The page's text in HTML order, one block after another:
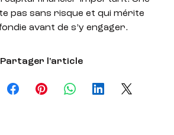
pas sans risque et qui mérite
avant de s’y engager.
Partager l'article